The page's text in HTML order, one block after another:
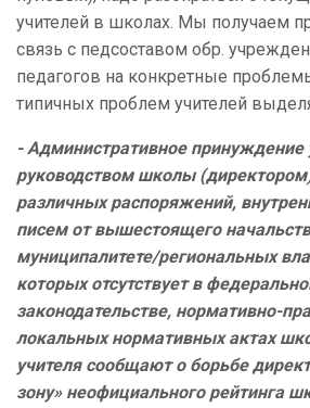
учителей в школах. Мы получаем
связь с педсоставом обр.
педагогов на конкретные
типичных проблем учителей
- Административное принуждение
руководством школы
различных распоряжений,
писем от вышестоящего
муниципалитете/региональных
которых отсутствует в
законодательстве, нормативно-
локальных нормативных актах
учителя сообщают о борьбе
зону» неофициального рейтинга